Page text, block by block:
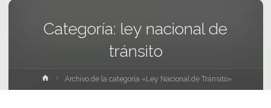
Categoría: ley nacional de
tránsito
InicioArchivo de la categoría «Ley Nacional de Tránsito»